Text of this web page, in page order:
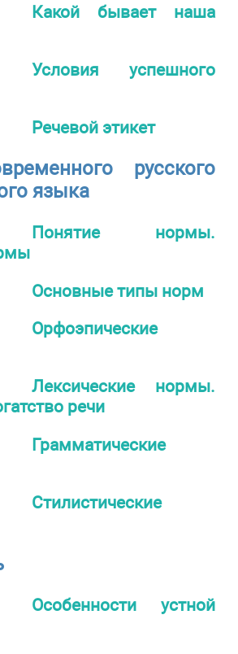
Какой бывает наша
Условия успешного
Речевой этикет
русского
языка
Понятие нормы.
Основные типы норм
Орфоэпические
Лексические нормы.
речи
Грамматические
Стилистические
Особенности устной